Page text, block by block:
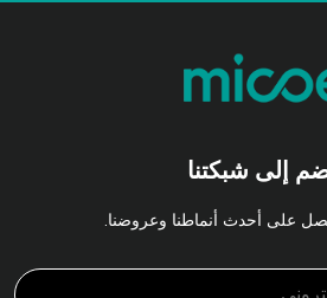
إلى شبكتنا
على أحدث أنماطنا وعروضنا.